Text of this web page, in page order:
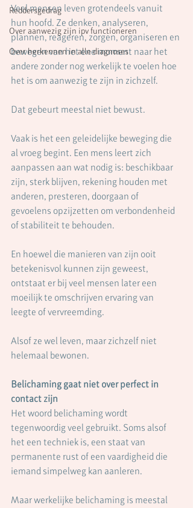
Reddersgedrag
Over aanwezig zijn ipv functioneren
Over herkennen in alle diagnoses
Veel mensen leven grotendeels vanuit
hun hoofd. Ze denken, analyseren,
plannen, reageren, zorgen, organiseren en
bewegen van het ene moment naar het
andere zonder nog werkelijk te voelen hoe
het is om aanwezig te zijn in zichzelf.
Dat gebeurt meestal niet bewust.
Vaak is het een geleidelijke beweging die
al vroeg begint. Een mens leert zich
aanpassen aan wat nodig is: beschikbaar
zijn, sterk blijven, rekening houden met
anderen, presteren, doorgaan of
gevoelens opzijzetten om verbondenheid
of stabiliteit te behouden.
En hoewel die manieren van zijn ooit
betekenisvol kunnen zijn geweest,
ontstaat er bij veel mensen later een
moeilijk te omschrijven ervaring van
leegte of vervreemding.
Alsof ze wel leven, maar zichzelf niet
helemaal bewonen.
Belichaming gaat niet over perfect in
contact zijn
Het woord belichaming wordt
tegenwoordig veel gebruikt. Soms alsof
het een techniek is, een staat van
permanente rust of een vaardigheid die
iemand simpelweg kan aanleren.
Maar werkelijke belichaming is meestal